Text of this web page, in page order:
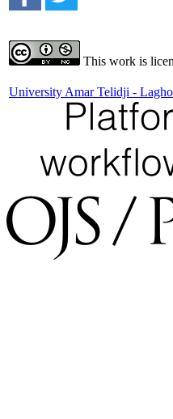
This work is
University Amar Telidji -